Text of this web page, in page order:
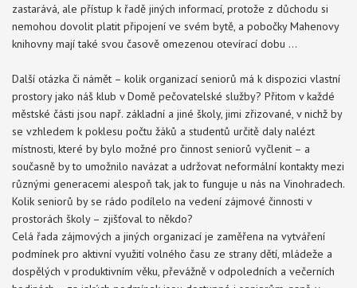
zastarává, ale přístup k řadě jiných informací, protože z důchodu si
nemohou dovolit platit připojení ve svém bytě, a pobočky Mahenovy
knihovny mají také svou časově omezenou otevírací dobu …
Další otázka či námět – kolik organizací seniorů má k dispozici vlastní
prostory jako náš klub v Domě pečovatelské služby? Přitom v každé
městské části jsou např. základní a jiné školy, jimi zřizované, v nichž by
se vzhledem k poklesu počtu žáků a studentů určitě daly nalézt
místnosti, které by bylo možné pro činnost seniorů vyčlenit – a
současně by to umožnilo navázat a udržovat neformální kontakty mezi
různými generacemi alespoň tak, jak to funguje u nás na Vinohradech.
Kolik seniorů by se rádo podílelo na vedení zájmové činnosti v
prostorách školy – zjišťoval to někdo?
Celá řada zájmových a jiných organizací je zaměřena na vytváření
podmínek pro aktivní využití volného času ze strany dětí, mládeže a
dospělých v produktivním věku, převážně v odpoledních a večerních